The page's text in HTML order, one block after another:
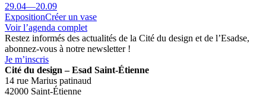
29.04—20.09
ExpositionCréer un vase
Voir l’agenda complet
Restez informés des actualités de la Cité du design et de l’Esadse,
abonnez-vous à notre newsletter !
Je m’inscris
Cité du design – Esad Saint-Étienne
14 rue Marius patinaud
42000 Saint-Étienne